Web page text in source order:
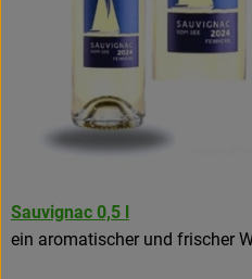
Sauvignac 0,5 l
ein aromatischer und frischer